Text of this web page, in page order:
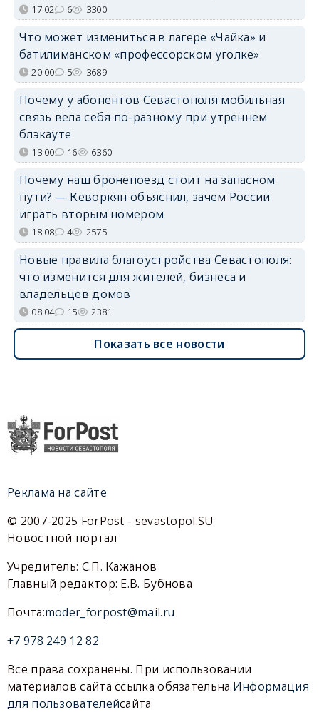
17:02 6 3300
Что может измениться в лагере «Чайка» и
батилиманском «профессорском уголке»
20:00 5 3689
Почему у абонентов Севастополя мобильная
связь вела себя по-разному при утреннем
блэкауте
13:00 16 6360
Почему наш бронепоезд стоит на запасном
пути? — Кеворкян объяснил, зачем России
играть вторым номером
18:08 4 2575
Новые правила благоустройства Севастополя:
что изменится для жителей, бизнеса и
владельцев домов
08:04 15 2381
Показать все новости
Реклама на сайте
© 2007-2025 ForPost - sevastopol.SU
Новостной портал
Учредитель: С.П. Кажанов
Главный редактор: Е.В. Бубнова
Почта:moder_forpost@mail.ru
+7 978 249 12 82
Все права сохранены. При использовании
материалов сайта ссылка обязательна.Информация
для пользователейсайта